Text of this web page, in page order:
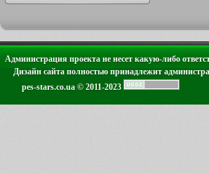
Администрация проекта не несет какую-либо
Дизайн сайта полностью принадлежит
pes-stars.co.ua © 2011-2023